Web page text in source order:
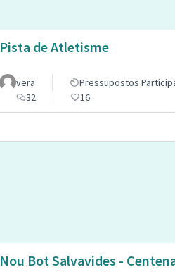
Pista de Atletisme
vera
Pressupostos
32
16
Nou Bot Salvavides -